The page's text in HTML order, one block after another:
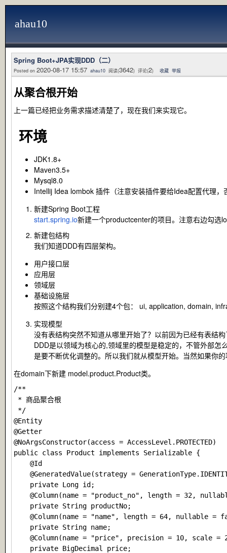
ahau10
Spring Boot+JPA实现DDD（二）
Posted on 2020-08-17 15:57 ahau10 阅读(3642) 评论(2) 收藏 举报
从聚合根开始
上一篇已经把业务需求描述清楚了，现在我们来实现它。
环境
JDK1.8+
Maven3.5+
Mysql8.0
Intellij Idea lombok 插件（注意安装插件要给Idea配置代理，
新建Spring Boot工程
start.spring.io新建一个productcenter的项目。注意右边勾选
新建包结构
我们知道DDD有四层架构。
用户接口层
应用层
领域层
基础设施层
按照这个结构我们分别建4个包： ui, application, domain,
实现模型
没有表结构突然不知道从哪里开始了？以前因为已经有表结
DDD是以领域为核心的,领域里的模型是稳定的，不管外部怎
是要不断优化调整的。所以我们就从模型开始。当然如果你
在domain下新建 model.product.Product类。
/**
* 商品聚合根
*/
@Entity
@Getter
@NoArgsConstructor(access = AccessLevel.PROTECTED)
public class Product implements Serializable {
    @Id
@GeneratedValue(strategy =
    private Long id;
@Column(name = "product_no", length = 32,
    private String productNo;
@Column(name = "name", length = 64, nullable =
    private String name;
@Column(name = "price", precision = 10, scale =
    private BigDecimal price;